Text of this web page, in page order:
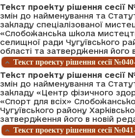
Текст проекту рішення сесії
змін до найменування та
закладу спеціалізованої
«Слобожанська школа
селищної ради Чугуївського
області та затвердження його в
Текст проекту рішення сесії
Текст проекту рішення сесії
змін до найменування та
закладу «Центр фізичного
«Спорт для всіх»
Чугуївського району
затвердження його в новій
Текст проекту рішення сесії